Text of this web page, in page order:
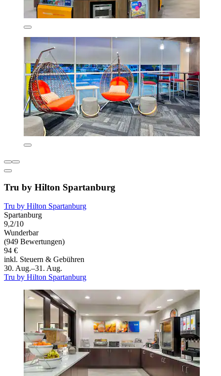
Tru by Hilton Spartanburg
Tru by Hilton Spartanburg
Spartanburg
9,2/10
Wunderbar
(949 Bewertungen)
94 €
inkl. Steuern & Gebühren
30. Aug.–31. Aug.
Tru by Hilton Spartanburg